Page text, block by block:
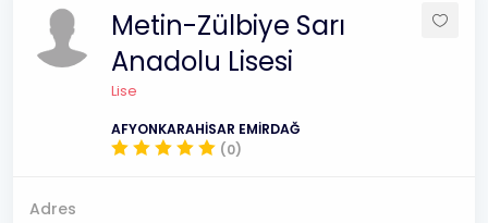
Metin-Zülbiye Sarı
Anadolu Lisesi
Lise
AFYONKARAHİSAR EMİRDAĞ
(0)
Adres